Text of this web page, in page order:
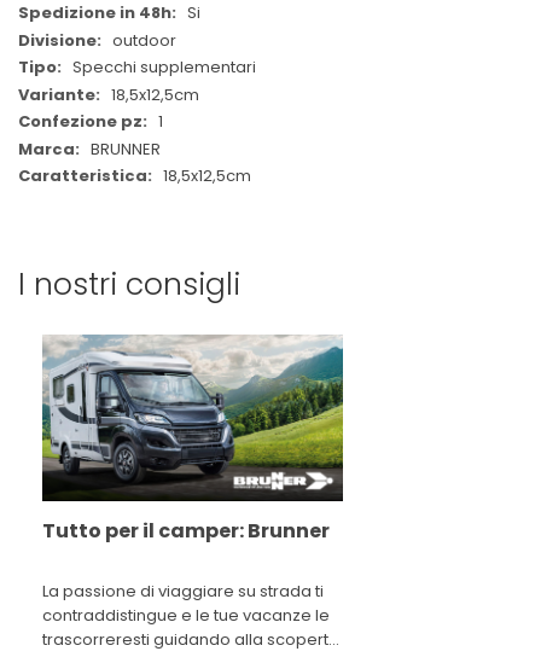
Si
outdoor
Specchi supplementari
18,5x12,5cm
1
BRUNNER
18,5x12,5cm
I nostri consigli
Tutto per il camper: Brunner
La passione di viaggiare su strada ti
contraddistingue e le tue vacanze le
trascorreresti guidando alla scoperta